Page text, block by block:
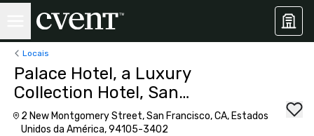
Locais
Palace Hotel, a Luxury
Collection Hotel, San
Francisco
2 New Montgomery Street, San Francisco, CA, Estados
Unidos da América, 94105-3402